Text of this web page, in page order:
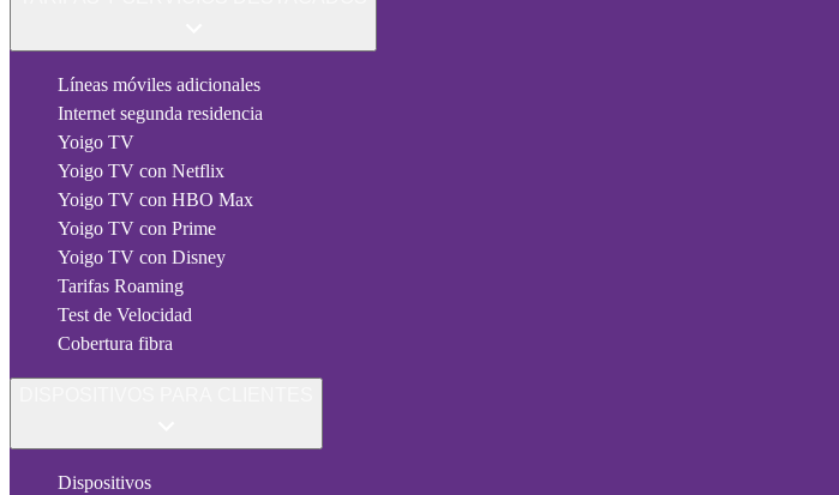
Líneas móviles adicionales
Internet segunda residencia
Yoigo TV
Yoigo TV con Netflix
Yoigo TV con HBO Max
Yoigo TV con Prime
Yoigo TV con Disney
Tarifas Roaming
Test de Velocidad
Cobertura fibra
Dispositivos